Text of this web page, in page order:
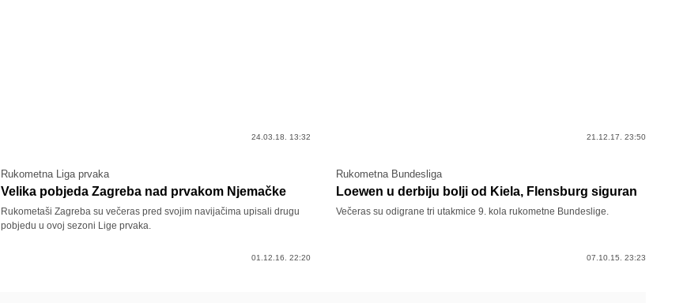
24.03.18. 13:32 21.12.17. 23:50
Rukometna Liga prvaka
Velika pobjeda Zagreba nad prvakom Njemačke
Rukometaši Zagreba su večeras pred svojim navijačima upisali drugu
pobjedu u ovoj sezoni Lige prvaka.
01.12.16. 22:20
Rukometna Bundesliga
Loewen u derbiju bolji od Kiela, Flensburg siguran
Večeras su odigrane tri utakmice 9. kola rukometne Bundeslige.
07.10.15. 23:23